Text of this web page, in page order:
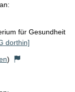
für Gesundheit
dorthin]
)